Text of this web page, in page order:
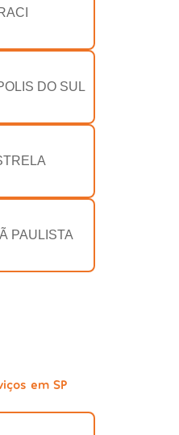
DO SUL
PAULISTA
em SP